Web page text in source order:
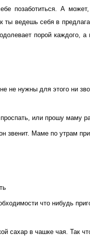
позаботиться. А
ты ведешь себя в
порой каждого, а
не нужны для этого ни
или прошу маму
звенит. Маме по утрам
что нибудь
сахар в чашке чая. Так